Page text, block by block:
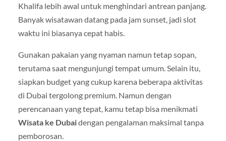
Khalifa lebih awal untuk menghindari antrean panjang.
Banyak wisatawan datang pada jam sunset, jadi slot
waktu ini biasanya cepat habis.
Gunakan pakaian yang nyaman namun tetap sopan,
terutama saat mengunjungi tempat umum. Selain itu,
siapkan budget yang cukup karena beberapa aktivitas
di Dubai tergolong premium. Namun dengan
perencanaan yang tepat, kamu tetap bisa menikmati
Wisata ke Dubaidengan pengalaman maksimal tanpa
pemborosan.